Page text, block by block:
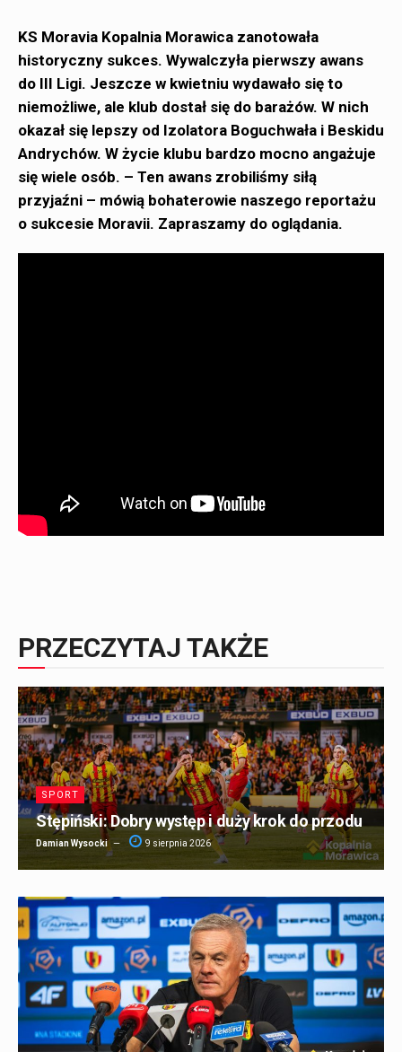
KS Moravia Kopalnia Morawica zanotowała
historyczny sukces. Wywalczyła pierwszy awans
do III Ligi. Jeszcze w kwietniu wydawało się to
niemożliwe, ale klub dostał się do barażów. W nich
okazał się lepszy od Izolatora Boguchwała i Beskidu
Andrychów. W życie klubu bardzo mocno angażuje
się wiele osób. – Ten awans zrobiliśmy siłą
przyjaźni – mówią bohaterowie naszego reportażu
o sukcesie Moravii. Zapraszamy do oglądania.
PRZECZYTAJ TAKŻE
SPORT
Stępiński: Dobry występ i duży krok do przodu
Damian Wysocki 9 sierpnia 2026